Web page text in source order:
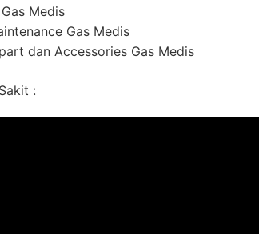
Medis
Gas Medis
dan Accessories Gas Medis
: